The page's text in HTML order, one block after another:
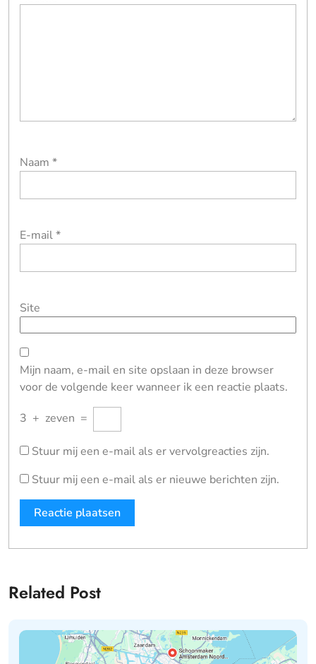
Naam *
E-mail*
Site
Mijn naam, e-mail en site opslaan in deze browser
voor de volgende keer wanneer ik een reactie plaats.
3 + zeven =
Stuur mij een e-mail als er vervolgreacties zijn.
Stuur mij een e-mail als er nieuwe berichten zijn.
Related Post